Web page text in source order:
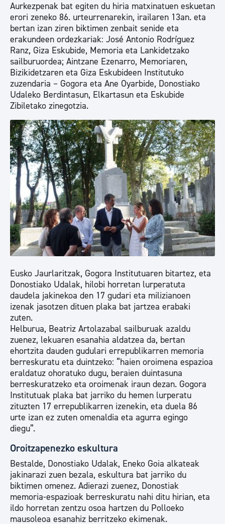
Aurkezpenak bat egiten du hiria matxinatuen eskuetan
erori zeneko 86. urteurrenarekin, irailaren 13an. eta
bertan izan ziren biktimen zenbait senide eta
erakundeen ordezkariak: José Antonio Rodríguez
Ranz, Giza Eskubide, Memoria eta Lankidetzako
sailburuordea; Aintzane Ezenarro, Memoriaren,
Bizikidetzaren eta Giza Eskubideen Institutuko
zuzendaria – Gogora eta Ane Oyarbide, Donostiako
Udaleko Berdintasun, Elkartasun eta Eskubide
Zibiletako zinegotzia.
Eusko Jaurlaritzak, Gogora Institutuaren bitartez, eta
Donostiako Udalak, hilobi horretan lurperatuta
daudela jakinekoa den 17 gudari eta milizianoen
izenak jasotzen dituen plaka bat jartzea erabaki
zuten.
Helburua, Beatriz Artolazabal sailburuak azaldu
zuenez, lekuaren esanahia aldatzea da, bertan
ehortzita dauden gudulari errepublikarren memoria
berreskuratu eta duintzeko: “haien oroimena espazioa
eraldatuz ohoratuko dugu, beraien duintasuna
berreskuratzeko eta oroimenak iraun dezan. Gogora
Institutuak plaka bat jarriko du hemen lurperatu
zituzten 17 errepublikarren izenekin, eta duela 86
urte izan ez zuten omenaldia eta agurra egingo
diegu”.
Oroitzapenezko eskultura
Bestalde, Donostiako Udalak, Eneko Goia alkateak
jakinarazi zuen bezala, eskultura bat jarriko du
biktimen omenez. Adierazi zuenez, Donostiak
memoria-espazioak berreskuratu nahi ditu hirian, eta
ildo horretan zentzu osoa hartzen du Polloeko
mausoleoa esanahiz berritzeko ekimenak.